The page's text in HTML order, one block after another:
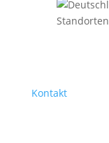
Kontakt